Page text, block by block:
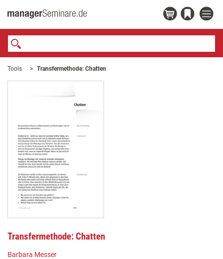
Tools Transfermethode: Chatten
Transfermethode: Chatten
Barbara Messer